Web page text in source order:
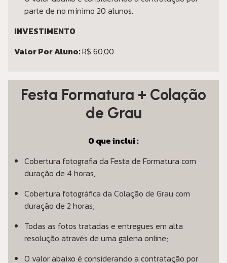
parte de no mínimo 20 alunos.
INVESTIMENTO
Valor Por Aluno:R$ 60,00
Festa Formatura + Colação
de Grau
O que inclui :
Cobertura fotografia da Festa de Formatura com
duração de 4 horas,
Cobertura fotográfica da Colação de Grau com
duração de 2 horas;
Todas as fotos tratadas e entregues em alta
resolução através de uma galeria online;
O valor abaixo é considerando a contratação por